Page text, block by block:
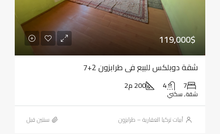
119,000$
شقة دوبلكس للبيع في طرابزون 2+7
7
4 200 م2
شقة, سكني
أبيات تركيا العقارية – طرابزون ‏سنتين قبل